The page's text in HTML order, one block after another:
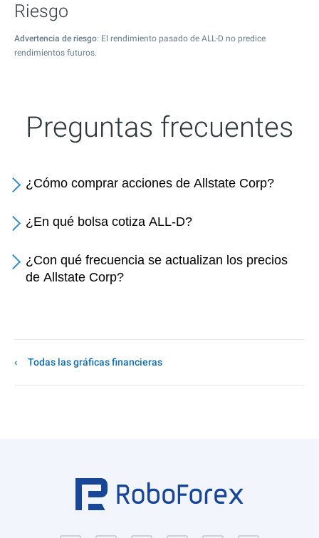
Riesgo
Advertencia de riesgo: El rendimiento pasado de ALL-D no predice
rendimientos futuros.
Preguntas frecuentes
¿Cómo comprar acciones de Allstate Corp?
¿En qué bolsa cotiza ALL-D?
¿Con qué frecuencia se actualizan los precios
de Allstate Corp?
Todas las gráficas financieras